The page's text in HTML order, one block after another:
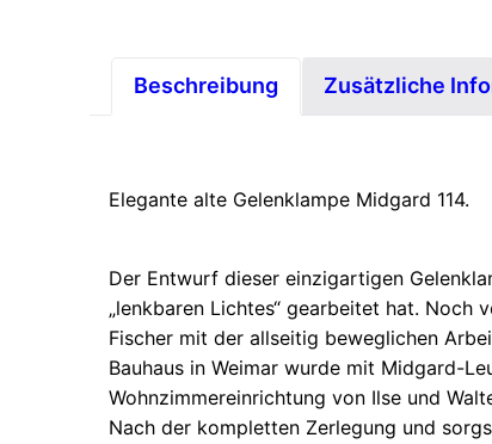
Beschreibung Zusätzliche
Elegante alte Gelenklampe Midgard 114.
Der Entwurf dieser einzigartigen
„lenkbaren Lichtes“ gearbeitet hat.
Fischer mit der allseitig beweglichen
Bauhaus in Weimar wurde mit Midgard-
Wohnzimmereinrichtung von Ilse und
Nach der kompletten Zerlegung und